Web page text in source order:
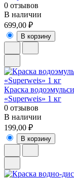
0 отзывов
В наличии
699,00 ₽
В корзину
Краска
«Superweis» 1 кг
0 отзывов
В наличии
199,00 ₽
В корзину